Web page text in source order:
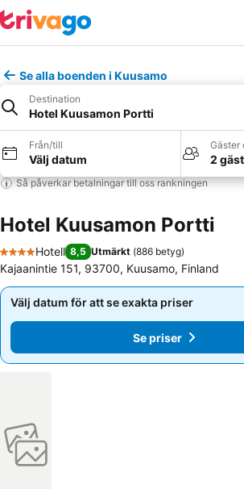
Se alla boenden i Kuusamo
Destination
Hotel Kuusamon Portti
Från/till
Välj datum
Gäster
2
Så påverkar betalningar till oss rankningen
Hotel Kuusamon Portti
4 Stjärnor
Hotell 8,5 Utmärkt (886 betyg)
Kajaanintie 151, 93700, Kuusamo, Finland
Välj datum för att se exakta priser
Se priser
Välj datum för att se exakta priser
Se priser